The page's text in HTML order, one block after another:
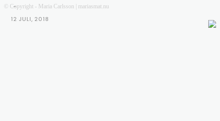
-
12 JULI, 2018
© Copyright - Maria Carlsson | mariasmat.nu